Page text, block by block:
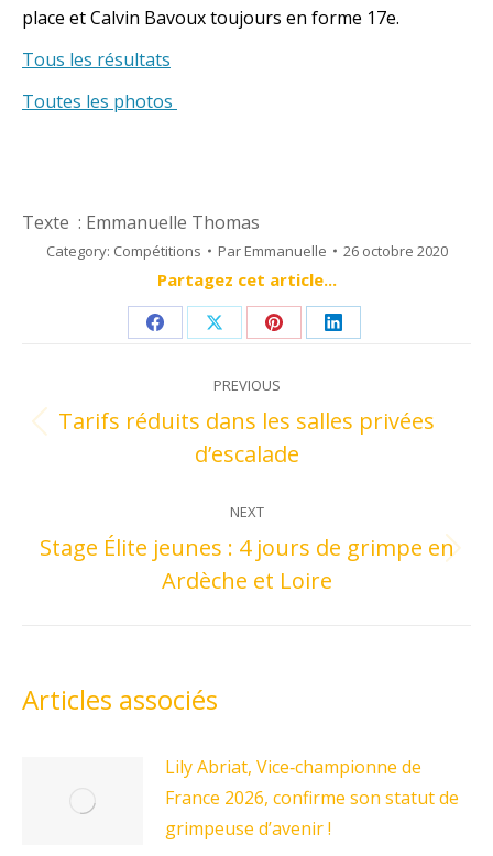
place et Calvin Bavoux toujours en forme 17e.
Tous les résultats
Toutes les photos
Texte : Emmanuelle Thomas
Category: Compétitions Par Emmanuelle 26 octobre 2020
Partagez cet article...
Share Share Share Share
navigation
PREVIOUS
Previous
post:
Tarifs réduits dans les salles privées
d’escalade
NEXT
Next
post:
Stage Élite jeunes : 4 jours de grimpe en
Ardèche et Loire
Articles associés
Lily Abriat, Vice‑championne de
France 2026, confirme son statut de
grimpeuse d’avenir !